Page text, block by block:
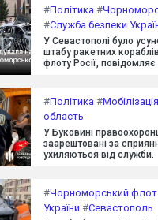
#Політика #
#Служба безпеки
У Севастополі було
штабу ракетних
флоту Росії,
#Політика #Мобілізація
область
У Буковині
заарештовані за
ухиляються від служби.
#Чорноморський флот
України #Севастополь